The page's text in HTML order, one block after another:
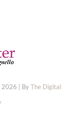
2026 | ByThe Digital